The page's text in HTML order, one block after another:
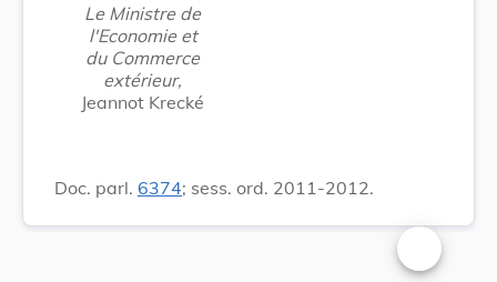
Le Ministre de
l'Economie et
du Commerce
extérieur,
Jeannot Krecké
Doc. parl. 6374; sess. ord. 2011-2012.
Changer la